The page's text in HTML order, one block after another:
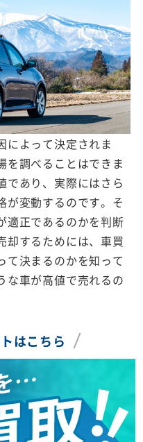
によって決定されま
を調べることはできま
であり、実際にはさら
が変動するのです。そ
適正であるのかを判断
却するためには、車買
て決まるのかを知って
な車が高値で売れるの
はこちら